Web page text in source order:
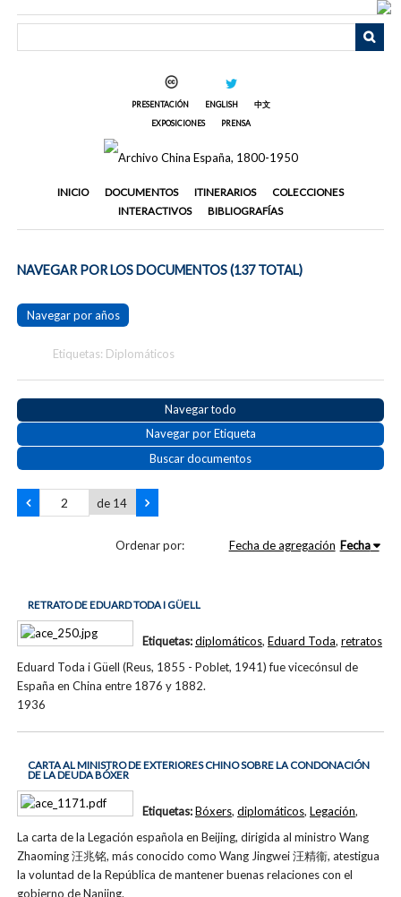
PRESENTACIÓN ENGLISH
中文
EXPOSICIONES
PRENSA
INICIO DOCUMENTOS ITINERARIOS
COLECCIONES
INTERACTIVOS
BIBLIOGRAFÍAS
NAVEGAR POR LOS DOCUMENTOS (137 TOTAL)
Navegar por años
Etiquetas: Diplomáticos
Navegar todo
Navegar por Etiqueta
Buscar documentos
de 14
Ordenar por: Fecha de agregación Fecha
RETRATO DE EDUARD TODA I GÜELL
Eduard Toda i Güell (Reus, 1855 - Poblet, 1941) fue vicecónsul de
España en China entre 1876 y 1882.
1936
Etiquetas:diplomáticos, Eduard Toda, retratos
CARTA AL MINISTRO DE EXTERIORES CHINO SOBRE LA CONDONACIÓN
DE LA DEUDA BÓXER
La carta de la Legación española en Beijing, dirigida al ministro Wang
Zhaoming 汪兆铭, más conocido como Wang Jingwei 汪精衞, atestigua
la voluntad de la República de mantener buenas relaciones con el
gobierno de Nanjing.
Etiquetas:Bóxers, diplomáticos, Legación,